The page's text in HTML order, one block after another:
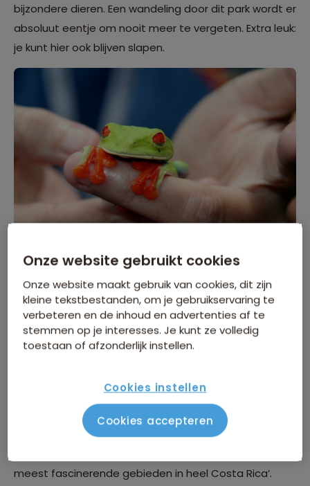
bijzondere dieren. Een wandeling door dit park wordt er
absoluut eentje om nooit meer te vergeten. Extra leuk:
je kunt hier ook blijven slapen.
2. Vulkanen in Rincon de la Vieja
We blijven even bij de Nationale Parken van Costa
Rica; in de regio Guanacaste ligt namelijk het park
Rincón de la Vieja. Hier kom je maar liefst vier grote
reden genoeg voor een bezoek; de omliggende
omgeving is voor de echte natuurliefhebbers een
waar walhalla. Sterker nog: vele inwoners en toeristen
meest fascinerende gebieden in heel Costa Rica’.
Onze website gebruikt cookies
Onze website maakt gebruik van cookies, dit zijn
kleine tekstbestanden, om je gebruikservaring te
verbeteren en de inhoud en advertenties af te
stemmen op je interesses. Je kunt ze volledig
toestaan of afzonderlijk instellen.
Cookies instellen
Cookies accepteren